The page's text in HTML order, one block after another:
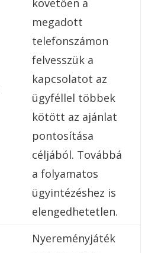
követően a
megadott
telefonszámon
felvesszük a
kapcsolatot az
ügyféllel többek
kötött az ajánlat
pontosítása
céljából. Továbbá
a folyamatos
ügyintézéshez is
elengedhetetlen.
Nyereményjáték